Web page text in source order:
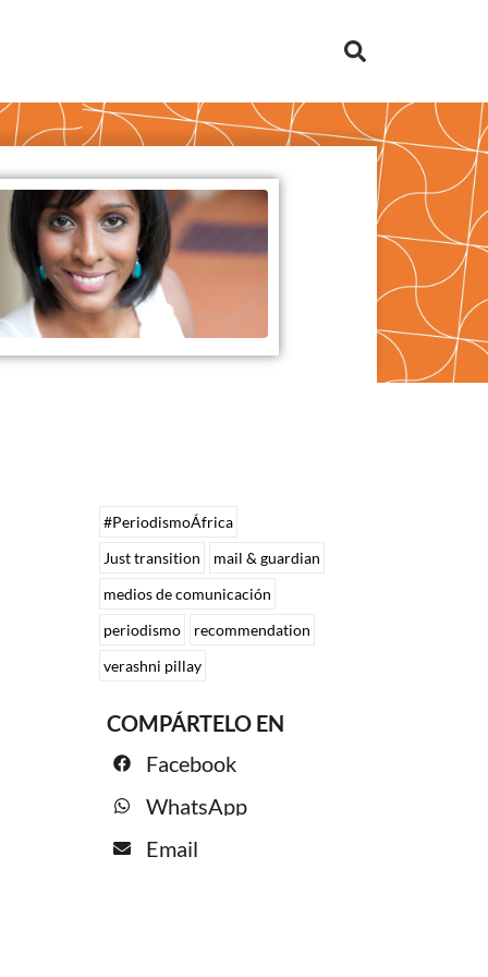
#PeriodismoÁfrica
Just transition
mail & guardian
medios de comunicación
periodismo
recommendation
verashni pillay
COMPÁRTELO EN
Facebook
WhatsApp
Email